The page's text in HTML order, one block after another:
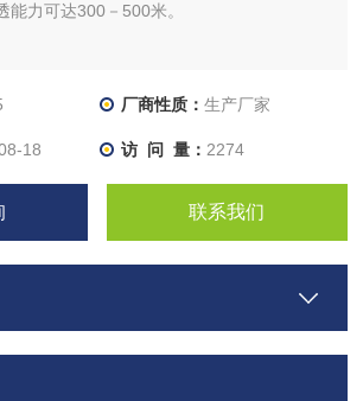
能力可达300－500米。
厂商性质： 生产厂家
18 访 问 量： 2274
联系我们